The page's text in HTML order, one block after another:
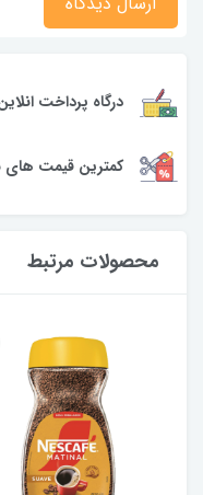
درگاه پرداخت
کمترین قیمت های
محصولات مرتبط